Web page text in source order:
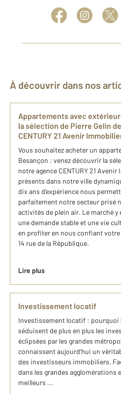
À découvrir dans nos
​Appartements avec extérieur​
la sélection de Pierre Gelin
CENTURY 21 Avenir
​Vous souhaitez acheter un
Besançon : venez découvrir ​la
notre agence CENTURY 21
présents dans notre ville
dix ans d'expérience nous
parfaitement notre secteur prisé
activités de plein air. Le marché
une demande stable et une vie
en profiter en nous confiant
14 rue de la République.
Lire plus
Investissement locatif
Investissement locatif : pourquoi
séduisent de plus en plus les
éclipsées par les grandes
connaissent aujourd'hui un
des investisseurs immobiliers.
dans les grandes agglomérations
meilleurs ...